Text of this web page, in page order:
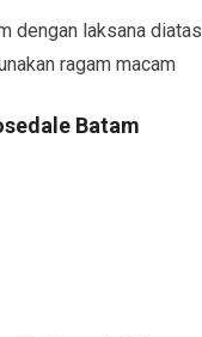
dengan laksana
ragam macam
Batam